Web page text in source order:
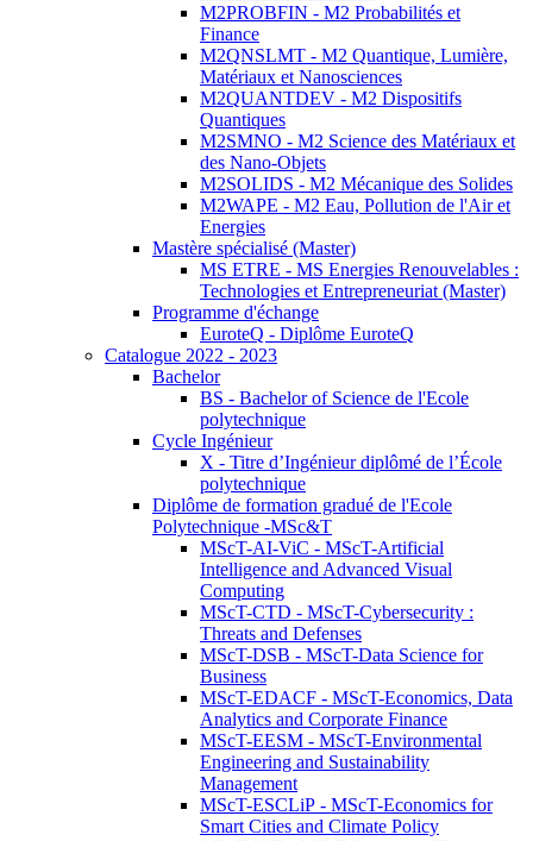
M2PROBFIN - M2 Probabilités et
Finance
M2QNSLMT - M2 Quantique, Lumière,
Matériaux et Nanosciences
M2QUANTDEV - M2 Dispositifs
Quantiques
M2SMNO - M2 Science des Matériaux et
des Nano-Objets
M2SOLIDS - M2 Mécanique des Solides
M2WAPE - M2 Eau, Pollution de l'Air et
Energies
Mastère spécialisé (Master)
MS ETRE - MS Energies Renouvelables :
Technologies et Entrepreneuriat (Master)
Programme d'échange
EuroteQ - Diplôme EuroteQ
Catalogue 2022 - 2023
Bachelor
BS - Bachelor of Science de l'Ecole
polytechnique
Cycle Ingénieur
X - Titre d’Ingénieur diplômé de l’École
polytechnique
Diplôme de formation gradué de l'Ecole
Polytechnique -MSc&T
MScT-AI-ViC - MScT-Artificial
Intelligence and Advanced Visual
Computing
MScT-CTD - MScT-Cybersecurity :
Threats and Defenses
MScT-DSB - MScT-Data Science for
Business
MScT-EDACF - MScT-Economics, Data
Analytics and Corporate Finance
MScT-EESM - MScT-Environmental
Engineering and Sustainability
Management
MScT-ESCLiP - MScT-Economics for
Smart Cities and Climate Policy